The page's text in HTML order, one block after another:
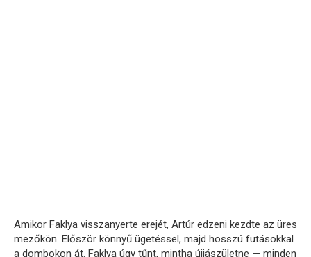
Amikor Faklya visszanyerte erejét, Artúr edzeni kezdte az üres
mezőkön. Először könnyű ügetéssel, majd hosszú futásokkal
a dombokon át. Faklya úgy tűnt, mintha újjászületne — minden